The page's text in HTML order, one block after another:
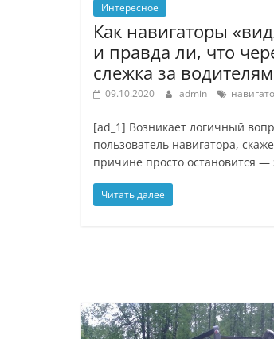
Интересное
Как навигаторы
и правда ли, что
слежка за
09.10.2020 admin
[ad_1] Возникает логичный
пользователь навигатора,
причине просто остановится —
Читать далее